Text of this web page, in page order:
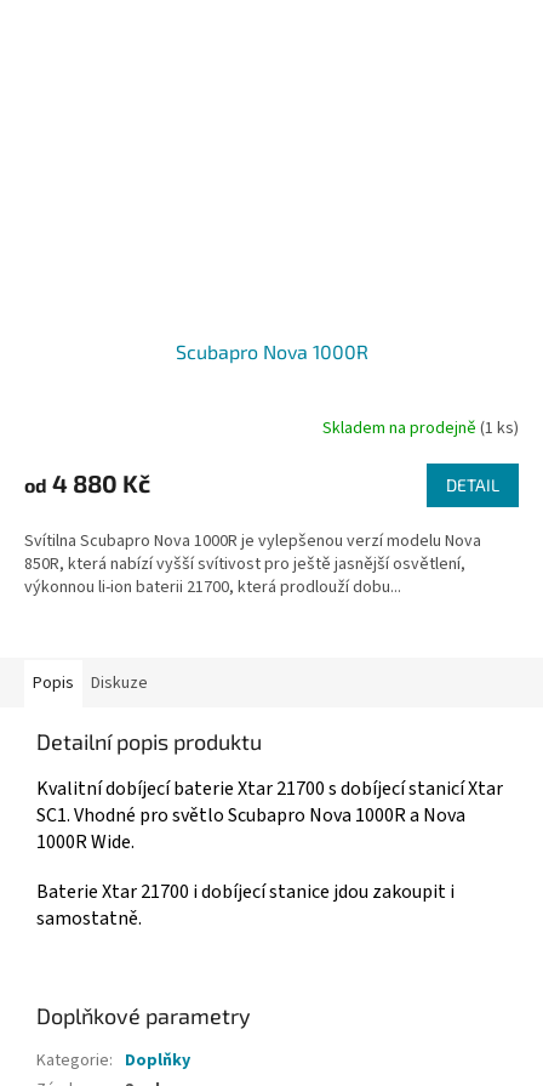
Scubapro Nova 1000R
Skladem na prodejně (1 ks)
od 4 880 Kč DETAIL
Svítilna Scubapro Nova 1000R je vylepšenou verzí modelu Nova
850R, která nabízí vyšší svítivost pro ještě jasnější osvětlení,
výkonnou li-ion baterii 21700, která prodlouží dobu...
Popis Diskuze
Detailní popis produktu
Kvalitní dobíjecí baterie Xtar 21700 s dobíjecí stanicí Xtar
SC1. Vhodné pro světlo Scubapro Nova 1000R a Nova
1000R Wide.
Baterie Xtar 21700 i dobíjecí stanice jdou zakoupit i
samostatně.
Doplňkové parametry
Kategorie: Doplňky